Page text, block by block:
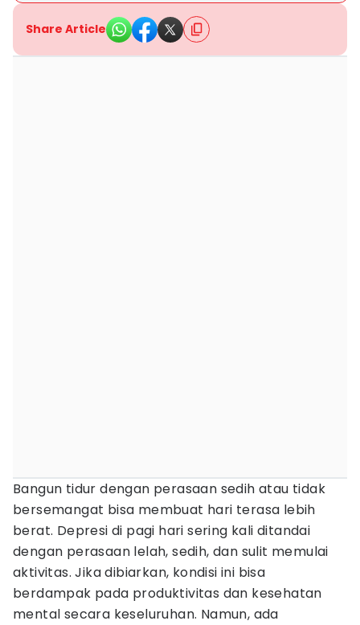
Share Article
Bangun tidur dengan perasaan sedih atau tidak
bersemangat bisa membuat hari terasa lebih
berat. Depresi di pagi hari sering kali ditandai
dengan perasaan lelah, sedih, dan sulit memulai
aktivitas. Jika dibiarkan, kondisi ini bisa
berdampak pada produktivitas dan kesehatan
mental secara keseluruhan. Namun, ada